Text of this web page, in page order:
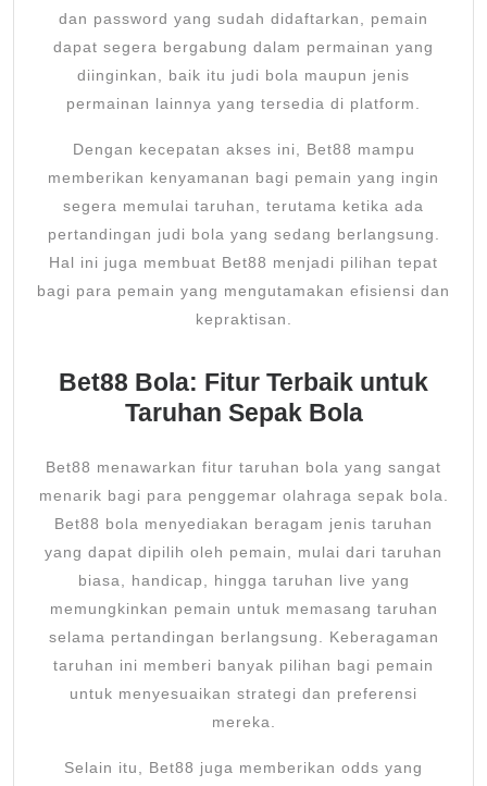
dan password yang sudah didaftarkan, pemain
dapat segera bergabung dalam permainan yang
diinginkan, baik itu judi bola maupun jenis
permainan lainnya yang tersedia di platform.
Dengan kecepatan akses ini, Bet88 mampu
memberikan kenyamanan bagi pemain yang ingin
segera memulai taruhan, terutama ketika ada
pertandingan judi bola yang sedang berlangsung.
Hal ini juga membuat Bet88 menjadi pilihan tepat
bagi para pemain yang mengutamakan efisiensi dan
kepraktisan.
Bet88 Bola: Fitur Terbaik untuk
Taruhan Sepak Bola
Bet88 menawarkan fitur taruhan bola yang sangat
menarik bagi para penggemar olahraga sepak bola.
Bet88 bola menyediakan beragam jenis taruhan
yang dapat dipilih oleh pemain, mulai dari taruhan
biasa, handicap, hingga taruhan live yang
memungkinkan pemain untuk memasang taruhan
selama pertandingan berlangsung. Keberagaman
taruhan ini memberi banyak pilihan bagi pemain
untuk menyesuaikan strategi dan preferensi
mereka.
Selain itu, Bet88 juga memberikan odds yang